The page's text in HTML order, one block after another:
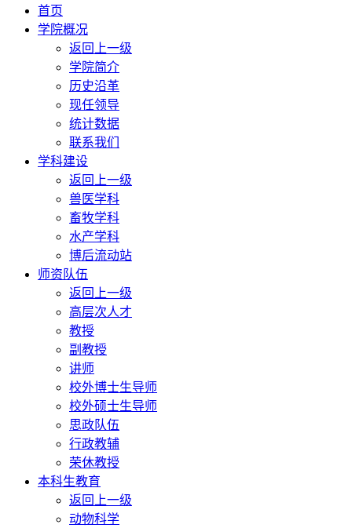
首页
学院概况
返回上一级
学院简介
历史沿革
现任领导
统计数据
联系我们
学科建设
返回上一级
兽医学科
畜牧学科
水产学科
博后流动站
师资队伍
返回上一级
高层次人才
教授
副教授
讲师
校外博士生导师
校外硕士生导师
思政队伍
行政教辅
荣休教授
本科生教育
返回上一级
动物科学